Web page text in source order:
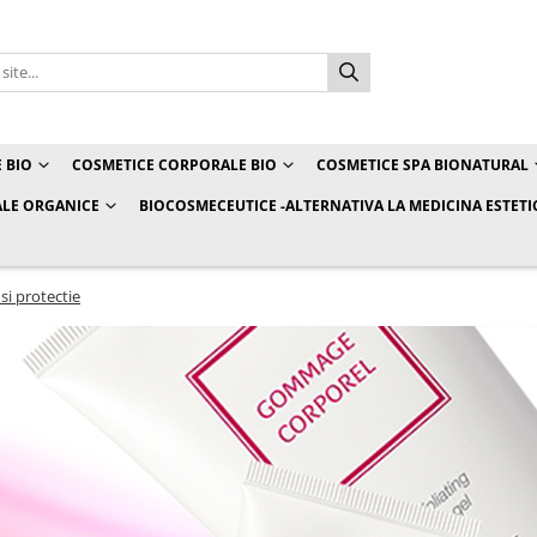
BIO COSMETICE CORPORALE BIO
COSMETICE SPA BIONATURAL
ORGANICE
BIOCOSMECEUTICE -ALTERNATIVA LA MEDICINA
protectie